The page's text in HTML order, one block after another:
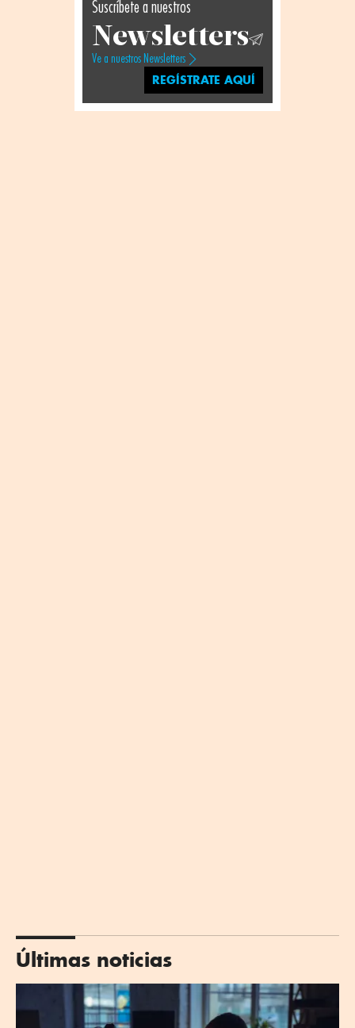
Suscríbete a nuestros
Newsletters
Ve a nuestros Newsletters
REGÍSTRATE AQUÍ
Últimas noticias